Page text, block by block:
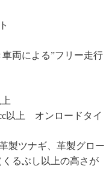
両による”フリー走行
以上 オンロードタイ
製ツナギ、革製グロー
るぶし以上の高さが